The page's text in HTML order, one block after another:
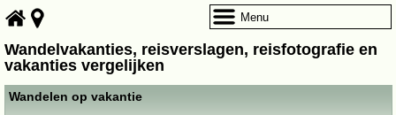
Wandelvakanties, reisverslagen, reisfotografie en
vakanties vergelijken
Wandelen op vakantie
Menu